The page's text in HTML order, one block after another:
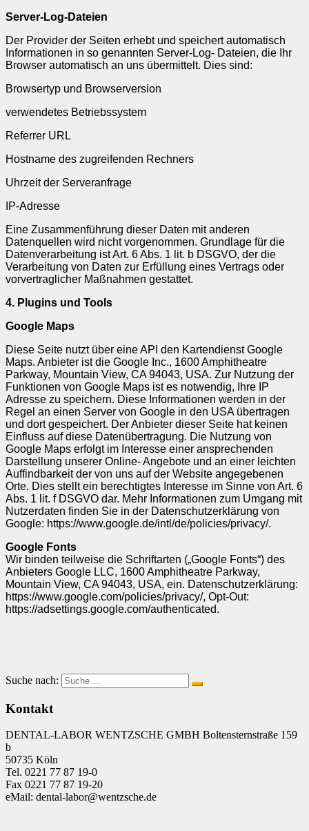
Server-Log-Dateien
Der Provider der Seiten erhebt und speichert automatisch
Informationen in so genannten Server-Log- Dateien, die Ihr
Browser automatisch an uns übermittelt. Dies sind:
Browsertyp und Browserversion
verwendetes Betriebssystem
Referrer URL
Hostname des zugreifenden Rechners
Uhrzeit der Serveranfrage
IP-Adresse
Eine Zusammenführung dieser Daten mit anderen
Datenquellen wird nicht vorgenommen. Grundlage für die
Datenverarbeitung ist Art. 6 Abs. 1 lit. b DSGVO, der die
Verarbeitung von Daten zur Erfüllung eines Vertrags oder
vorvertraglicher Maßnahmen gestattet.
4. Plugins und Tools
Google Maps
Diese Seite nutzt über eine API den Kartendienst Google
Maps. Anbieter ist die Google Inc., 1600 Amphitheatre
Parkway, Mountain View, CA 94043, USA. Zur Nutzung der
Funktionen von Google Maps ist es notwendig, Ihre IP
Adresse zu speichern. Diese Informationen werden in der
Regel an einen Server von Google in den USA übertragen
und dort gespeichert. Der Anbieter dieser Seite hat keinen
Einfluss auf diese Datenübertragung. Die Nutzung von
Google Maps erfolgt im Interesse einer ansprechenden
Darstellung unserer Online- Angebote und an einer leichten
Auffindbarkeit der von uns auf der Website angegebenen
Orte. Dies stellt ein berechtigtes Interesse im Sinne von Art. 6
Abs. 1 lit. f DSGVO dar. Mehr Informationen zum Umgang mit
Nutzerdaten finden Sie in der Datenschutzerklärung von
Google: https://www.google.de/intl/de/policies/privacy/.
Google Fonts
Wir binden teilweise die Schriftarten („Google Fonts“) des
Anbieters Google LLC, 1600 Amphitheatre Parkway,
Mountain View, CA 94043, USA, ein. Datenschutzerklärung:
https://www.google.com/policies/privacy/, Opt-Out:
https://adsettings.google.com/authenticated.
Suche nach:
Kontakt
DENTAL-LABOR WENTZSCHE GMBH Boltensternstraße 159
b
50735 Köln
Tel. 0221 77 87 19-0
Fax 0221 77 87 19-20
eMail: dental-labor@wentzsche.de